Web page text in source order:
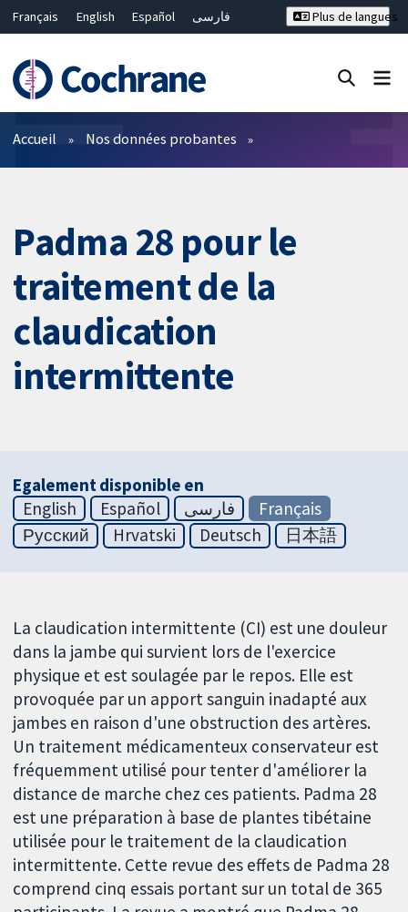
Français English Español
فارسی
Bahasa Malaysia
ไทย
繁體中文
简体中文
Plus de langues
Filtres
Accueil Nos données probantes
Padma 28 pour le
traitement de la
claudication
intermittente
Egalement disponible en
English
Español فارسی
Français
Русский
Hrvatski Deutsch 日本語
La claudication intermittente (CI) est une douleur
dans la jambe qui survient lors de l'exercice
physique et est soulagée par le repos. Elle est
provoquée par un apport sanguin inadapté aux
jambes en raison d'une obstruction des artères.
Un traitement médicamenteux conservateur est
fréquemment utilisé pour tenter d'améliorer la
distance de marche chez ces patients. Padma 28
est une préparation à base de plantes tibétaine
utilisée pour le traitement de la claudication
intermittente. Cette revue des effets de Padma 28
comprend cinq essais portant sur un total de 365